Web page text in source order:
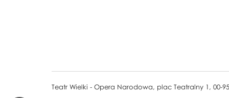
Teatr Wielki - Opera Narodowa, plac Teatralny 1, 00-